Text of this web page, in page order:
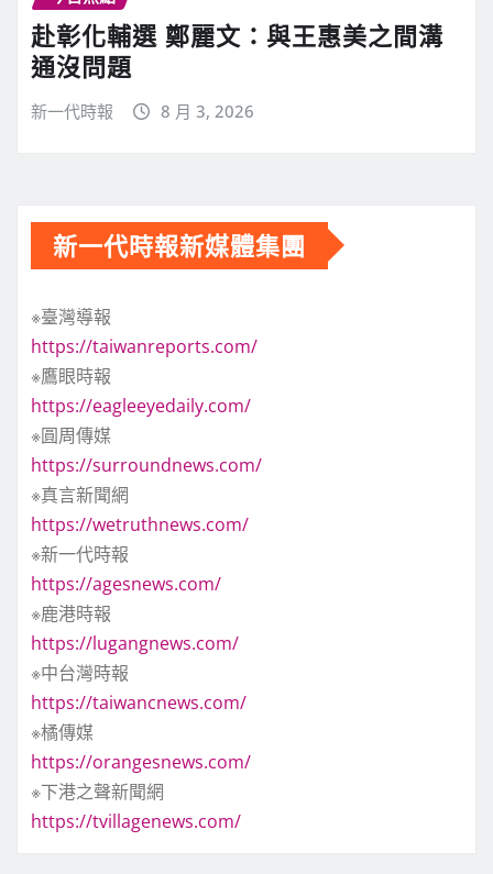
赴彰化輔選 鄭麗文：與王惠美之間溝
通沒問題
新一代時報 8 月 3, 2026
新一代時報新媒體集團
※臺灣導報
https://taiwanreports.com/
※鷹眼時報
https://eagleeyedaily.com/
※圓周傳媒
https://surroundnews.com/
※真言新聞網
https://wetruthnews.com/
※新一代時報
https://agesnews.com/
※鹿港時報
https://lugangnews.com/
※中台灣時報
https://taiwancnews.com/
※橘傳媒
https://orangesnews.com/
※下港之聲新聞網
https://tvillagenews.com/